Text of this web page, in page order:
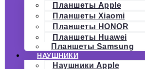
Планшеты Apple
Планшеты Xiaomi
Планшеты HONOR
Планшеты Huawei
Планшеты Samsung
НАУШНИКИ
Наушники Apple